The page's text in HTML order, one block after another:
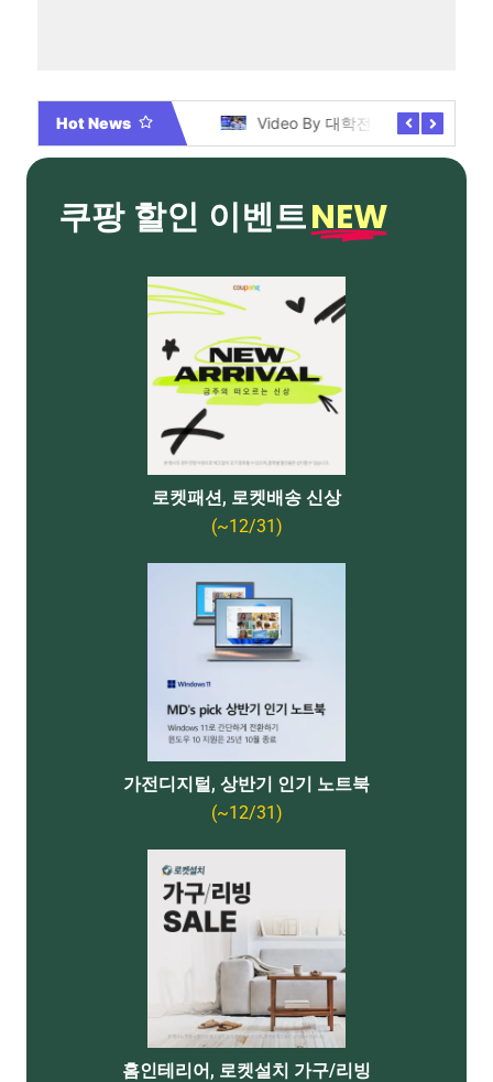
Hot News Video By 대학전쟁 시즌 3 전편 공개 완료!
쿠팡 할인 이벤트NEW
로켓패션, 로켓배송 신상
(~12/31)
가전디지털, 상반기 인기 노트북
(~12/31)
홈인테리어, 로켓설치 가구/리빙